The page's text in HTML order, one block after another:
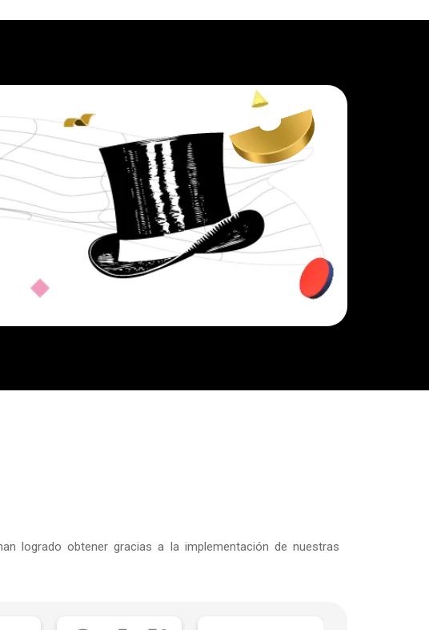
logrado obtener gracias a la implementación de nuestras